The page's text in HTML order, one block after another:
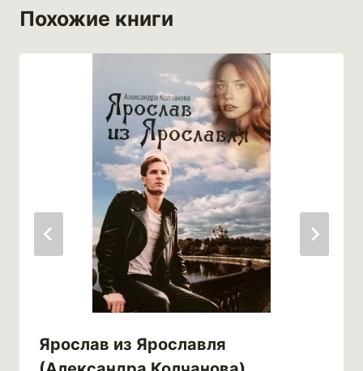
Похожие книги
Ярослав из Ярославля